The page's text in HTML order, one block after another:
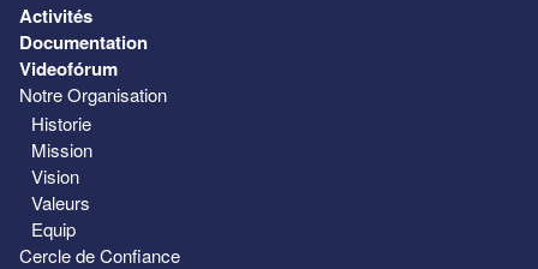
Activités
Documentation
Videofórum
Notre Organisation
Historie
Mission
Vision
Valeurs
Equip
Cercle de Confiance